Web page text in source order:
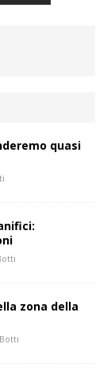
quasi
zona della